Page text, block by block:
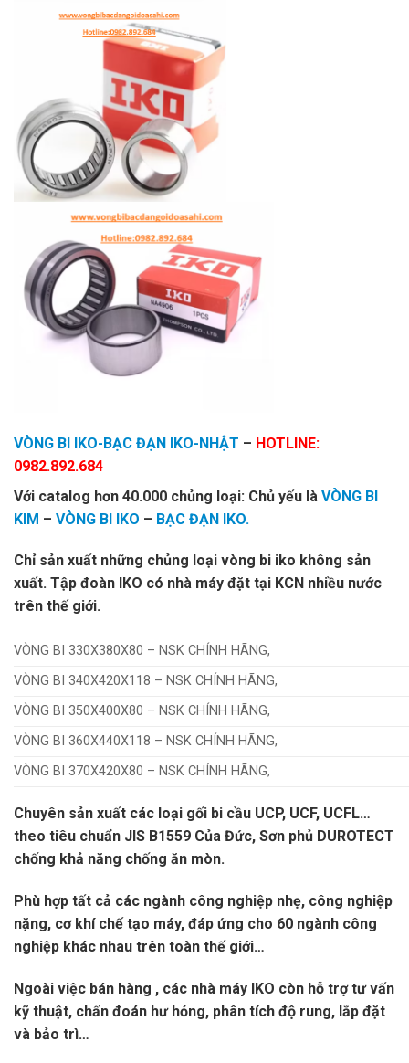
VÒNG BI IKO-BẠC ĐẠN IKO-NHẬT – HOTLINE:
0982.892.684
Với catalog hơn 40.000 chủng loại: Chủ yếu là VÒNG BI
KIM – VÒNG BI IKO – BẠC ĐẠN IKO.
Chỉ sản xuất những chủng loại vòng bi iko không sản
xuất. Tập đoàn IKO có nhà máy đặt tại KCN nhiều nước
trên thế giới.
VÒNG BI 330X380X80 – NSK CHÍNH HÃNG,
VÒNG BI 340X420X118 – NSK CHÍNH HÃNG,
VÒNG BI 350X400X80 – NSK CHÍNH HÃNG,
VÒNG BI 360X440X118 – NSK CHÍNH HÃNG,
VÒNG BI 370X420X80 – NSK CHÍNH HÃNG,
Chuyên sản xuất các loại gối bi cầu UCP, UCF, UCFL…
theo tiêu chuẩn JIS B1559 Của Đức, Sơn phủ DUROTECT
chống khả năng chống ăn mòn.
Phù hợp tất cả các ngành công nghiệp nhẹ, công nghiệp
nặng, cơ khí chế tạo máy, đáp ứng cho 60 ngành công
nghiệp khác nhau trên toàn thế giới…
Ngoài việc bán hàng , các nhà máy IKO còn hỗ trợ tư vấn
kỹ thuật, chấn đoán hư hỏng, phân tích độ rung, lắp đặt
và bảo trì…